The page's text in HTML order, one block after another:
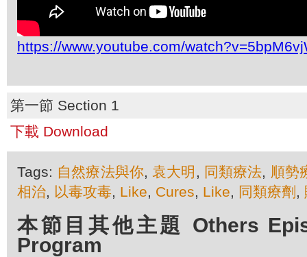
https://www.youtube.com/
第一節 Section 1
下載 Download
Tags: 自然療法與你,袁大明 , 同類療法, 順勢
相治, 以毒攻毒, Like, Cures, Like, 同類療劑 ,
本節目其他主題 Others
Program